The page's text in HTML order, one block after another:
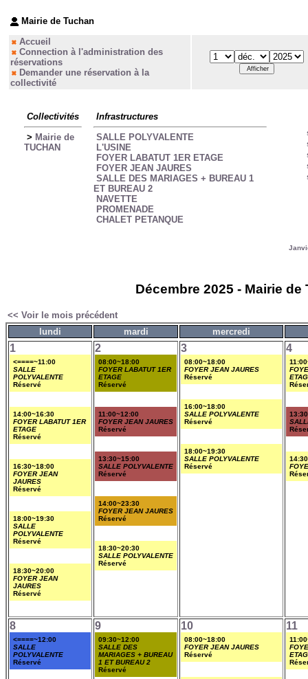
Mairie de Tuchan
Accueil
Connection à l'administration des
réservations
Demander une réservation à la
collectivité
Collectivités
> Mairie de
TUCHAN
Infrastructures
SALLE POLYVALENTE
L'USINE
FOYER LABATUT 1ER ETAGE
FOYER JEAN JAURES
SALLE DES MARIAGES + BUREAU 1
ET BUREAU 2
NAVETTE
PROMENADE
CHALET PETANQUE
Décembre 2025 - Mairie
<< Voir le mois précédent
lundi
mardi mercredi
1
<====~11:00
SALLE
POLYVALENTE
Réservé
14:00~16:30
FOYER LABATUT 1ER
ETAGE
Réservé
16:30~18:00
FOYER JEAN
JAURES
Réservé
18:00~19:30
SALLE
POLYVALENTE
Réservé
18:30~20:00
FOYER JEAN
JAURES
Réservé
2
08:00~18:00
FOYER LABATUT 1ER
ETAGE
Réservé
11:00~12:00
FOYER JEAN JAURES
Réservé
13:30~15:00
SALLE POLYVALENTE
Réservé
14:00~23:30
FOYER JEAN JAURES
Réservé
18:30~20:30
SALLE POLYVALENTE
Réservé
3
08:00~18:00
FOYER JEAN JAURES
Réservé
16:00~18:00
SALLE POLYVALENTE
Réservé
18:00~19:30
SALLE POLYVALENTE
Réservé
4
8
<====~12:00
SALLE
POLYVALENTE
Réservé
9
09:30~12:00
SALLE DES
MARIAGES + BUREAU
1 ET BUREAU 2
Réservé
10
08:00~18:00
FOYER JEAN JAURES
Réservé
11